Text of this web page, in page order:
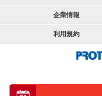
企業情報
利用規約